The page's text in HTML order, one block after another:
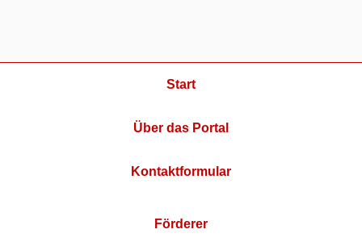
Start
Über das Portal
Kontaktformular
Förderer